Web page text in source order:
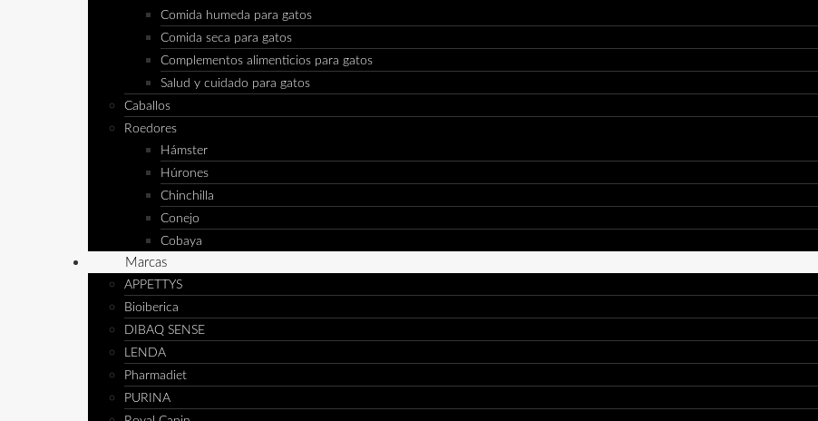
Comida humeda para gatos
Comida seca para gatos
Complementos alimenticios para gatos
Salud y cuidado para gatos
Caballos
Roedores
Hámster
Húrones
Chinchilla
Conejo
Cobaya
Marcas
APPETTYS
Bioiberica
DIBAQ SENSE
LENDA
Pharmadiet
PURINA